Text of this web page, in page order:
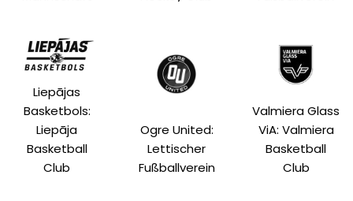
Liepājas
Basketbols:
Liepāja
Basketball
Club
Ogre United:
Lettischer
Fußballverein
Valmiera Glass
ViA: Valmiera
Basketball
Club